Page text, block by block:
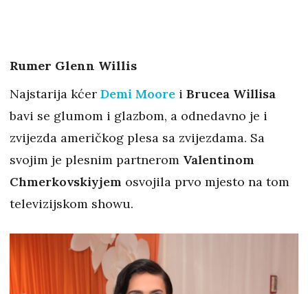
Rumer Glenn Willis
Najstarija kćer Demi Moore i Brucea Willisa
bavi se glumom i glazbom, a odnedavno je i
zvijezda američkog plesa sa zvijezdama. Sa
svojim je plesnim partnerom Valentinom
Chmerkovskiyjem osvojila prvo mjesto na tom
televizijskom showu.